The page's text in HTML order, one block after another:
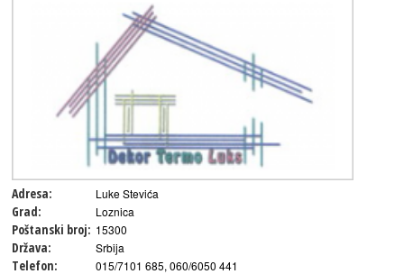
Adresa: Luke Stevića
Grad: Loznica
Poštanski broj: 15300
Država: Srbija
Telefon: 015/7101 685, 060/6050 441